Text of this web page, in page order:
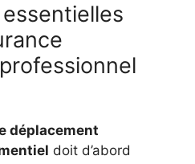
déplacement
doit d’abord